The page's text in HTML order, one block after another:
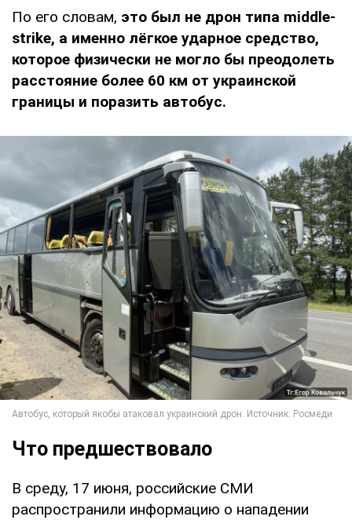
По его словам, это был не дрон типа middle-
strike, а именно лёгкое ударное средство,
которое физически не могло бы преодолеть
расстояние более 60 км от украинской
границы и поразить автобус.
Что предшествовало
В среду, 17 июня, российские СМИ
распространили информацию о нападении